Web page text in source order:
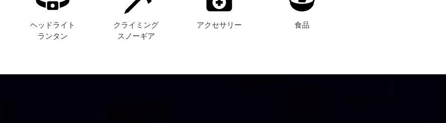
ヘッドライト
ランタン
クライミング
スノーギア
アクセサリー 食品